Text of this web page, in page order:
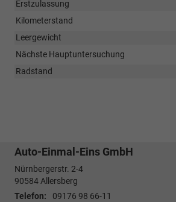
Erstzulassung
Kilometerstand
Leergewicht
Nächste Hauptuntersuchung
Radstand
Auto-Einmal-Eins GmbH
Nürnbergerstr. 2-4
90584Allersberg
Telefon:
09176 98 66-11